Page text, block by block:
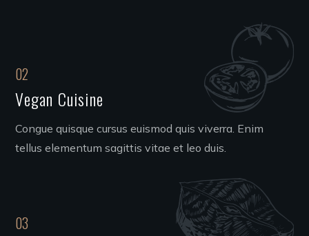
02
Vegan Cuisine
Congue quisque cursus euismod quis viverra. Enim
tellus elementum sagittis vitae et leo duis.
03